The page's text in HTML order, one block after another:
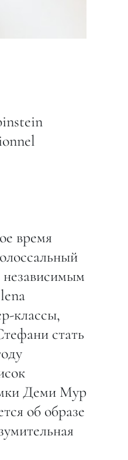
время
независимым
классы,
стать
Деми Мур
об образе